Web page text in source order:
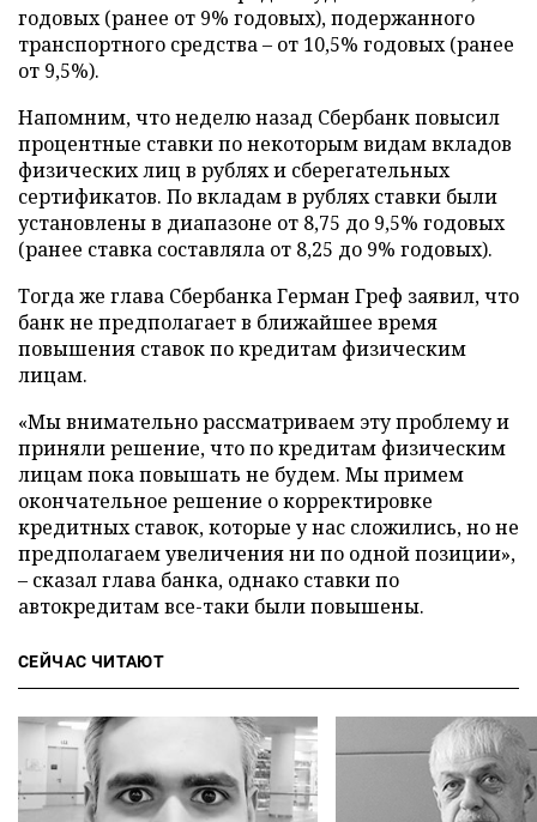
годовых (ранее от 9% годовых), подержанного
транспортного средства – от 10,5% годовых (ранее
от 9,5%).
Напомним, что неделю назад Сбербанк повысил
процентные ставки по некоторым видам вкладов
физических лиц в рублях и сберегательных
сертификатов. По вкладам в рублях ставки были
установлены в диапазоне от 8,75 до 9,5% годовых
(ранее ставка составляла от 8,25 до 9% годовых).
Тогда же глава Сбербанка Герман Греф заявил, что
банк не предполагает в ближайшее время
повышения ставок по кредитам физическим
лицам.
«Мы внимательно рассматриваем эту проблему и
приняли решение, что по кредитам физическим
лицам пока повышать не будем. Мы примем
окончательное решение о корректировке
кредитных ставок, которые у нас сложились, но не
предполагаем увеличения ни по одной позиции»,
– сказал глава банка, однако ставки по
автокредитам все-таки были повышены.
СЕЙЧАС ЧИТАЮТ